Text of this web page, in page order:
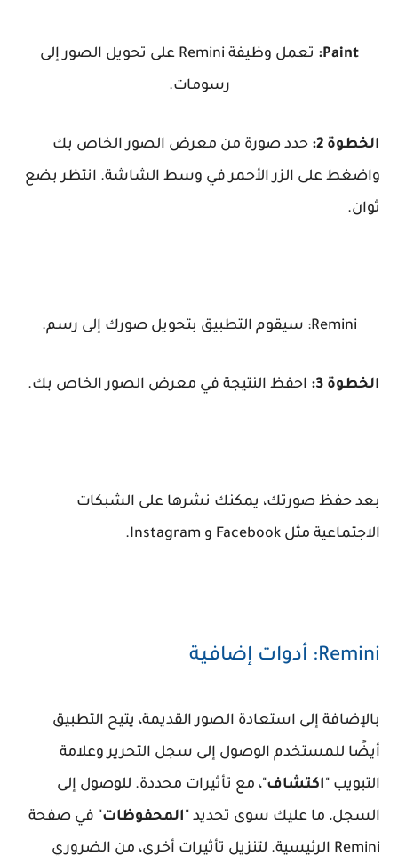
Paint:
تعمل وظيفة Remini على تحويل الصور إلى
رسومات.
الخطوة 2:
حدد صورة من معرض الصور الخاص بك
واضغط على الزر الأحمر في وسط الشاشة. انتظر بضع
ثوان.
Remini: سيقوم التطبيق بتحويل صورك إلى رسم.
الخطوة 3: احفظ النتيجة في معرض الصور الخاص بك.
بعد حفظ صورتك، يمكنك نشرها على الشبكات
الاجتماعية مثل Facebook و Instagram.
Remini: أدوات إضافية
بالإضافة إلى استعادة الصور القديمة، يتيح التطبيق
أيضًا للمستخدم الوصول إلى سجل التحرير وعلامة
التبويب "اكتشاف"، مع تأثيرات محددة. للوصول إلى
السجل، ما عليك سوى تحديد "المحفوظات" في صفحة
Remini الرئيسية. لتنزيل تأثيرات أخرى، من الضروري